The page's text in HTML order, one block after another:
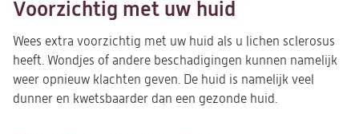
Voorzichtig met uw huid
Wees extra voorzichtig met uw huid als u lichen sclerosus
heeft. Wondjes of andere beschadigingen kunnen namelijk
weer opnieuw klachten geven. De huid is namelijk veel
dunner en kwetsbaarder dan een gezonde huid.